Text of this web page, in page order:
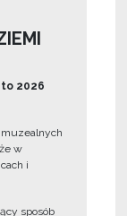
2026
w
i
sposób